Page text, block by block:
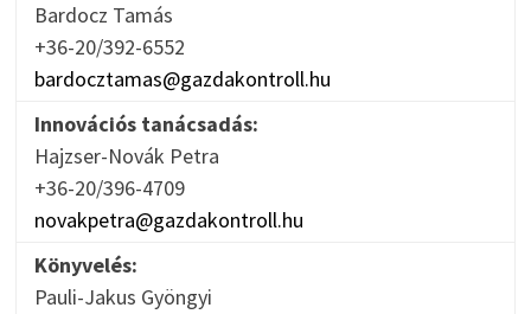
Bardocz Tamás
+36-20/392-6552
bardocztamas@gazdakontroll.hu
Innovációs tanácsadás:
Hajzser-Novák Petra
+36-20/396-4709
novakpetra@gazdakontroll.hu
Könyvelés:
Pauli-Jakus Gyöngyi